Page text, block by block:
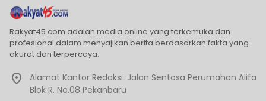
Rakyat45.com adalah media online yang terkemuka dan
profesional dalam menyajikan berita berdasarkan fakta yang
akurat dan terpercaya.
Alamat Kantor Redaksi: Jalan Sentosa Perumahan Alifa
Blok R. No.08 Pekanbaru